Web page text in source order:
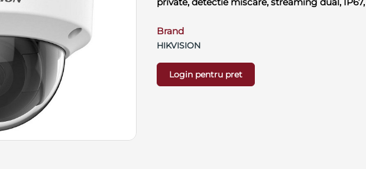
Brand
HIKVISION
Login pentru pret